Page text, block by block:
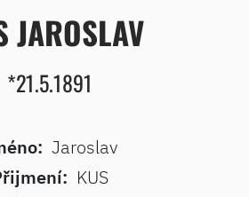
JAROSLAV
*21.5.1891
Jaroslav
KUS